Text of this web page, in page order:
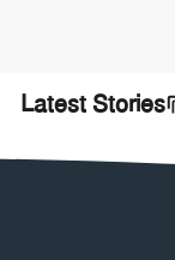
Latest Stories